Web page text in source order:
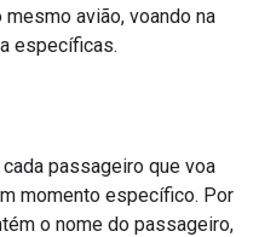
avião, voando na
específicas.
passageiro que voa
momento específico. Por
o nome do passageiro,